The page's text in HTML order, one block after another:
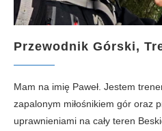
Przewodnik Górski,
Mam na imię Paweł. Jestem
zapalonym miłośnikiem gór oraz
uprawnieniami na cały teren